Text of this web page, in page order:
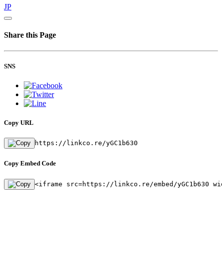
JP
Share this Page
SNS
Copy URL
https://linkco.re/yGC1b630
Copy Embed Code
<iframe src=https://linkco.re/embed/yGC1b630